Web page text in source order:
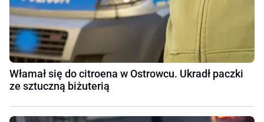
Włamał się do citroena w Ostrowcu. Ukradł paczki
ze sztuczną biżuterią